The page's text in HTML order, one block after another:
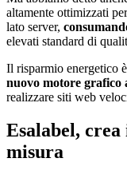
altamente ottimizzati
lato server,
elevati standard di
Il risparmio energetico
nuovo motore grafico
realizzare siti web
Esalabel,
misura